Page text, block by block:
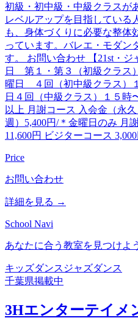
初級・初中級・中級クラスが
レベルアップを目指している
も、身体づくりに必要な整体
っています。バレエ・モダン
す。 お問い合わせ 【21st・
日 第１・第３（初級クラス
曜日 ４回（初中級クラス）
日４回（中級クラス）１５時
以上 月謝コース 入会金（永
週）5,400円/＊金曜日のみ 月
11,600円 ビジターコース
Price
お問い合わせ
詳細を見る →
School Navi
あなたに合う教室を見つけよ
キッズダンス ジャズダンス
千葉県掲載中
3Hエンターテイメ